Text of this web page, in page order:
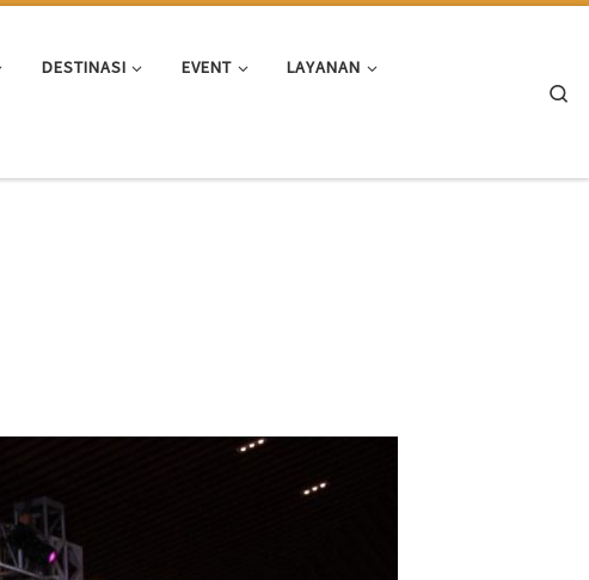
DESTINASI EVENT LAYANAN